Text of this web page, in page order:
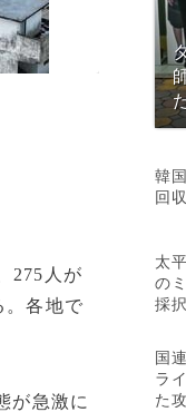
275人が
。各地で
が急激に
韓
回
太
の
採
国
ラ
た